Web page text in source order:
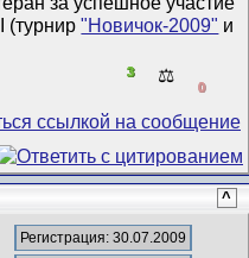
(турнир"Новичок-2009" и
3 ⚖️
0
^
Регистрация: 30.07.2009